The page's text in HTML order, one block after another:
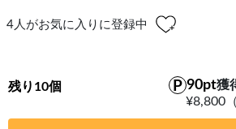
4人がお気に入りに登録中
90pt獲
¥8,800
残り10個